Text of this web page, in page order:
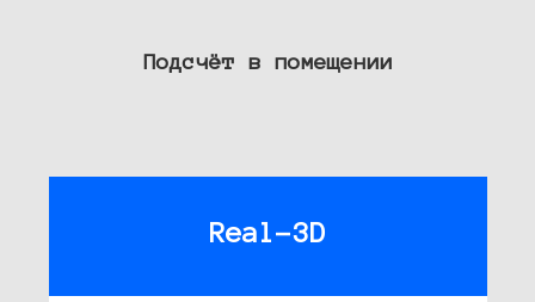
Подсчёт в помещении
Real-3D